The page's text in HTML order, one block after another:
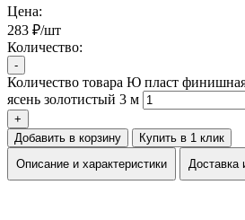
Цена:
283 ₽/шт
Количество:
-
Количество товара Ю пласт
ясень золотистый 3 м
+
Добавить в корзину
Купить в 1 клик
Описание и характеристики
Доставка